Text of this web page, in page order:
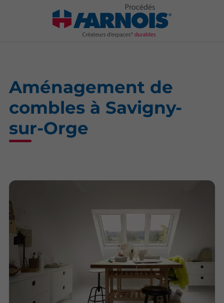
Aménagement de
combles à Savigny-
sur-Orge